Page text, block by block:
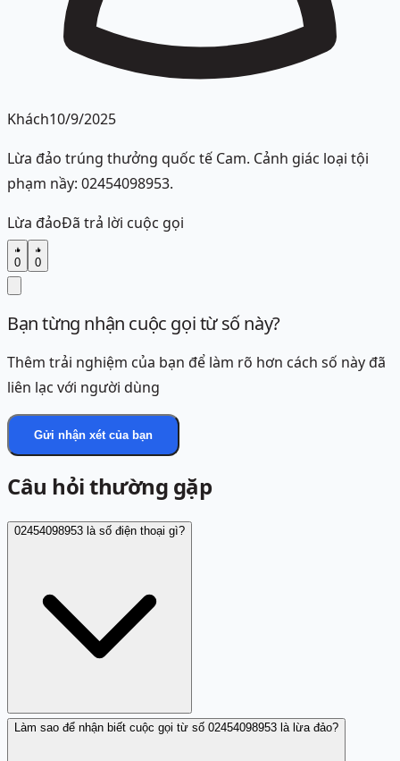
Khách10/9/2025
Lừa đảo trúng thưởng quốc tế Cam. Cảnh giác loại tội
phạm nầy: 02454098953.
Lừa đảoĐã trả lời cuộc gọi
0 0
Bạn từng nhận cuộc gọi từ số này?
Thêm trải nghiệm của bạn để làm rõ hơn cách số này đã
liên lạc với người dùng
Gửi nhận xét của bạn
Câu hỏi thường gặp
02454098953 là số điện thoại gì?
02454098953 là số điện thoại đã được báo cáo là lừa đảo
Làm sao để nhận biết cuộc gọi từ số 02454098953 là lừa đảo?